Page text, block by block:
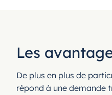
Les
De plus en plus de
répond à une demande